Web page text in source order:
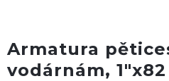
Armatura
vodárnám,